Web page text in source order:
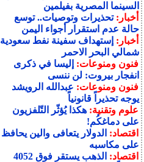
السينما المصرية بفيلمين
أخبار:تحذيرات وتوصيات.. توسع
حالة عدم استقرار أجواء اليمن
أخبار: إستهداف سفينة نفط سعودية
شمالي البحر الاحمر
فنون ومنوعات: إليسا في ذكرى
انفجار بيروت: لن ننسى
فنون ومنوعات: عبدالله الرويشد
يوجه تحذيراً قانونياً
علوم وتقنية:هكذا يُؤثّر التّلفزيون
على دماغكُم!
اقتصاد: الدولار يتعافى والين يحافظ
على مكاسبه
اقتصاد:
الذهب يستقر فوق 4052